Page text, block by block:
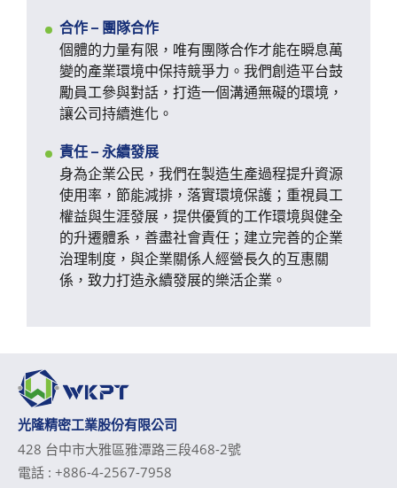
合作 – 團隊合作
個體的力量有限，唯有團隊合作才能在瞬息萬
變的產業環境中保持競爭力。我們創造平台鼓
勵員工參與對話，打造一個溝通無礙的環境，
讓公司持續進化。
責任 – 永續發展
身為企業公民，我們在製造生產過程提升資源
使用率，節能減排，落實環境保護；重視員工
權益與生涯發展，提供優質的工作環境與健全
的升遷體系，善盡社會責任；建立完善的企業
治理制度，與企業關係人經營長久的互惠關
係，致力打造永續發展的樂活企業。
光隆精密工業股份有限公司
428 台中市大雅區雅潭路三段468-2號
電話 : +886-4-2567-7958